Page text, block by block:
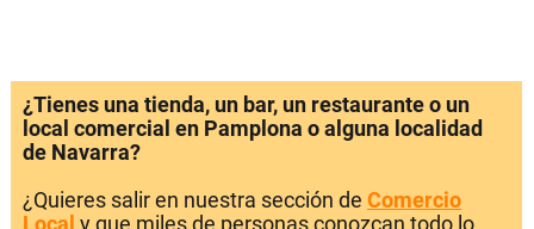
¿Tienes una tienda, un bar, un restaurante o un
local comercial en Pamplona o alguna localidad
de Navarra?
¿Quieres salir en nuestra sección de Comercio
Local y que miles de personas conozcan todo lo